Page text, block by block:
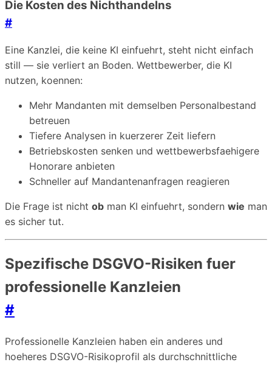
Die Kosten des Nichthandelns
#
Eine Kanzlei, die keine KI einfuehrt, steht nicht einfach
still — sie verliert an Boden. Wettbewerber, die KI
nutzen, koennen:
Mehr Mandanten mit demselben Personalbestand
betreuen
Tiefere Analysen in kuerzerer Zeit liefern
Betriebskosten senken und wettbewerbsfaehigere
Honorare anbieten
Schneller auf Mandantenanfragen reagieren
Die Frage ist nicht ob man KI einfuehrt, sondern wie man
es sicher tut.
Spezifische DSGVO-Risiken fuer
professionelle Kanzleien
#
Professionelle Kanzleien haben ein anderes und
hoeheres DSGVO-Risikoprofil als durchschnittliche